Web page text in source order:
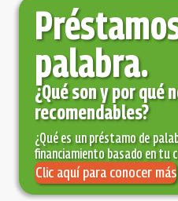
palabra.
¿Qué son y por qué
recomendables?
¿Qué es un préstamo de
financiamiento basado en tu
Clic aquí para conocer más